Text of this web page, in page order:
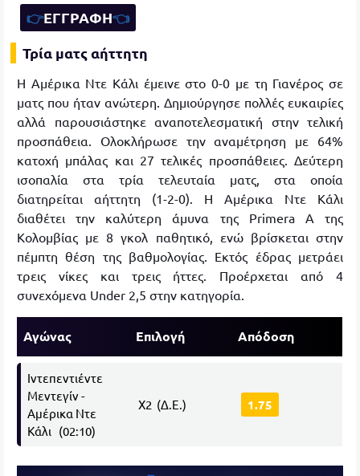
👉ΕΓΓΡΑΦΗ👈
Τρία ματς αήττητη
Η Αμέρικα Ντε Κάλι έμεινε στο 0-0 με τη Γιανέρος σε
ματς που ήταν ανώτερη. Δημιούργησε πολλές ευκαιρίες
αλλά παρουσιάστηκε αναποτελεσματική στην τελική
προσπάθεια. Ολοκλήρωσε την αναμέτρηση με 64%
κατοχή μπάλας και 27 τελικές προσπάθειες. Δεύτερη
ισοπαλία στα τρία τελευταία ματς, στα οποία
διατηρείται αήττητη (1-2-0). Η Αμέρικα Ντε Κάλι
διαθέτει την καλύτερη άμυνα της Primera A της
Κολομβίας με 8 γκολ παθητικό, ενώ βρίσκεται στην
πέμπτη θέση της βαθμολογίας. Εκτός έδρας μετράει
τρεις νίκες και τρεις ήττες. Προέρχεται από 4
συνεχόμενα Under 2,5 στην κατηγορία.
Αγώνας Επιλογή Απόδοση
Ιντεπεντιέντε
Μεντεγίν -
Αμέρικα Ντε
Κάλι (02:10)
Χ2 (Δ.Ε.) 1.75